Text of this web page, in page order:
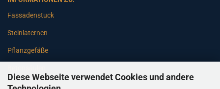
Diese Webseite verwendet Cookies und andere
Fassadenstuck
Steinlaternen
Pflanzgefäße
Gartenbänke